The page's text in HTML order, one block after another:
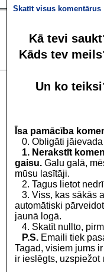
Skatīt visus komentārus
Kā tevi
Kāds tev
Un ko
Īsa pamācība
0. Obligāti jāievada
1. Nerakstīt
gaisu. Galu galā,
mūsu lasītāji.
2. Tagus lietot
3. Viss, kas sākās
automātiski
jaunā logā.
4. Skatīt nullto,
P.S. Emaili tiek
Tagad, visiem jums
ir ieslēgts, uzspiežot